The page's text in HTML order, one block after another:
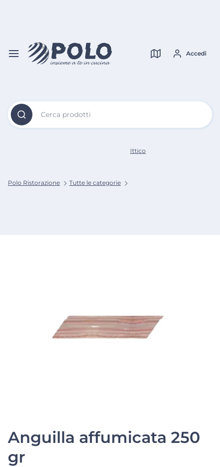
Cerca prodotti
Accedi
Polo Ristorazione Tutte le categorie
Ittico
Anguilla affumicata 250
gr